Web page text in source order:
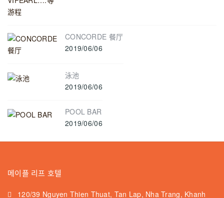
CONCORDE 餐厅
2019/06/06
泳池
2019/06/06
POOL BAR
2019/06/06
메이플 리프 호텔
120/39 Nguyen Thien Thuat, Tan Lap, Nha Trang, Khanh